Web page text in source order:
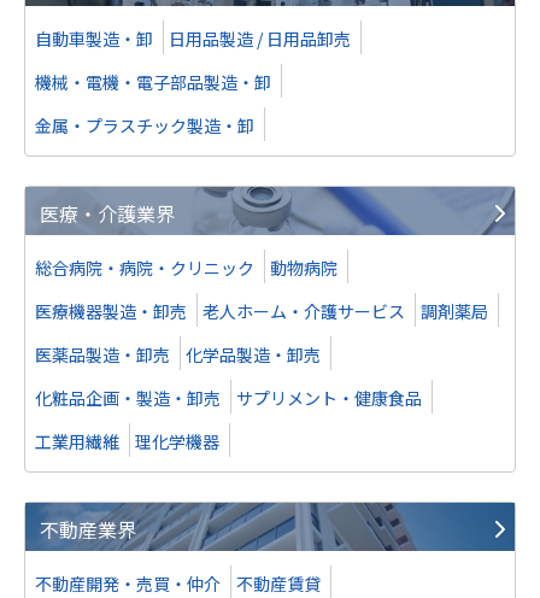
自動車製造・卸
日用品製造 / 日用品卸売
機械・電機・電子部品製造・卸
金属・プラスチック製造・卸
医療・介護業界
総合病院・病院・クリニック
動物病院
医療機器製造・卸売
老人ホーム・介護サービス
調剤薬局
医薬品製造・卸売
化学品製造・卸売
化粧品企画・製造・卸売
サプリメント・健康食品
工業用繊維
理化学機器
不動産業界
不動産開発・売買・仲介
不動産賃貸